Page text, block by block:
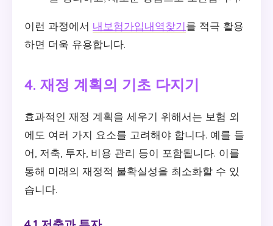
이런 과정에서 내보험가입내역찾기를 적극 활용
하면 더욱 유용합니다.
4. 재정 계획의 기초 다지기
효과적인 재정 계획을 세우기 위해서는 보험 외
에도 여러 가지 요소를 고려해야 합니다. 예를 들
어, 저축, 투자, 비용 관리 등이 포함됩니다. 이를
통해 미래의 재정적 불확실성을 최소화할 수 있
습니다.